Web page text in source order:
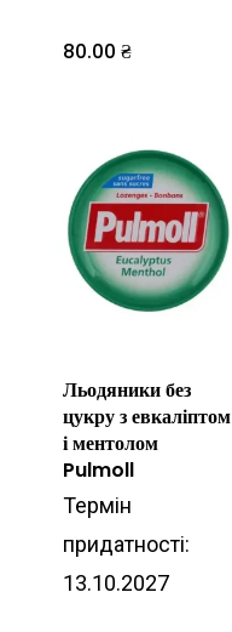
80.00 ₴
Льодяники без
цукру з евкаліптом
і ментолом
Pulmoll
Термін
придатності:
13.10.2027